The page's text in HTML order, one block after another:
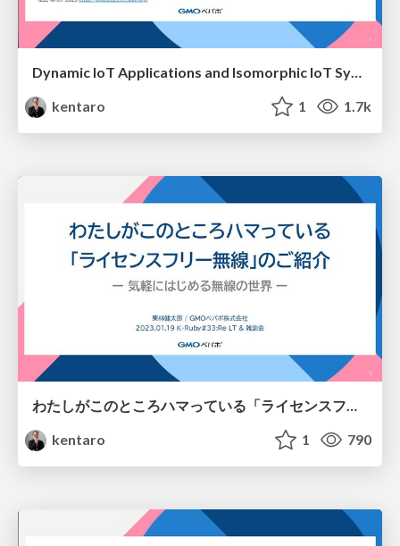
Dynamic IoT Applications and Isomorphic IoT Systems Using WebAssembly
kentaro
1 1.7k
kentaro
1 790